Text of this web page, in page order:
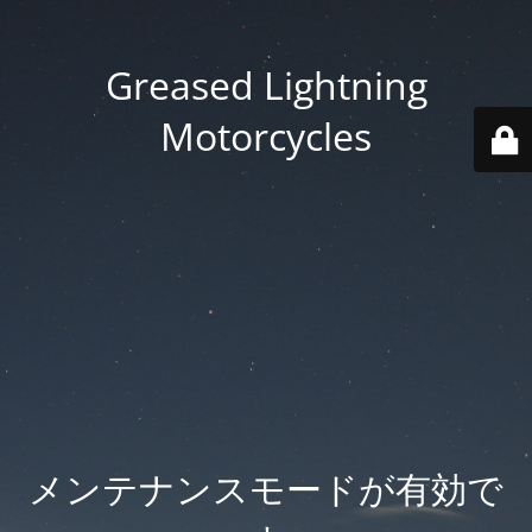
Greased Lightning
Motorcycles
メンテナンスモードが有効で